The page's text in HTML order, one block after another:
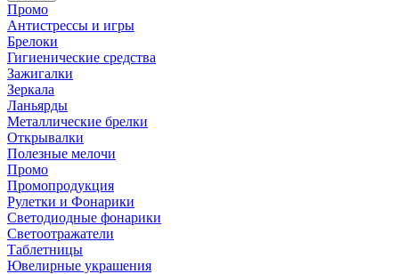
Промо
Антистрессы и игры
Брелоки
Гигиенические средства
Зажигалки
Зеркала
Ланьярды
Металлические брелки
Открывалки
Полезные мелочи
Промо
Промопродукция
Рулетки и Фонарики
Светодиодные фонарики
Светоотражатели
Таблетницы
Ювелирные украшения